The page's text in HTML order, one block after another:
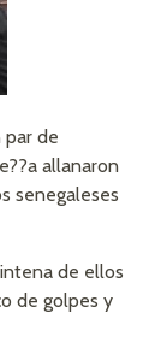
par de
allanaron
senegaleses
de ellos
de golpes y